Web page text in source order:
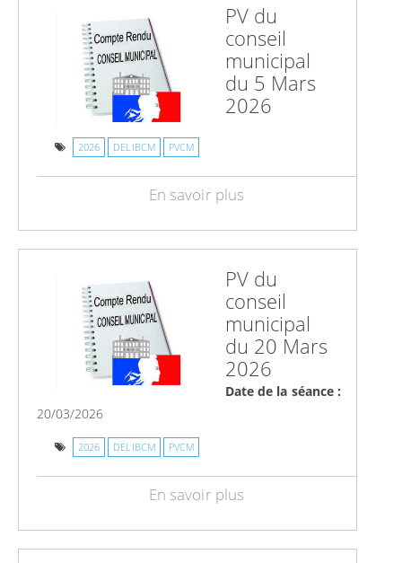
PV du
conseil
municipal
du 5 Mars
2026
2026 DELIBCM PVCM
En savoir plus
PV du
conseil
municipal
du 20 Mars
2026
Date de la séance :
20/03/2026
2026 DELIBCM PVCM
En savoir plus